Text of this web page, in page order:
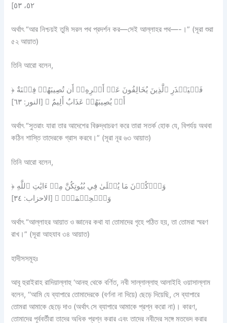
٥٢، ٥٣]
অর্থাৎ “আর নিশ্চয়ই তুমি সরল পথ প্রদর্শন কর—সেই আল্লাহর পথ—-।” (সূরা শুরা
৫২ আয়াত)
তিনি আরো বলেন,
﴿ فَلۡيَحۡذَرِ ٱلَّذِينَ يُخَالِفُونَ عَنۡ أَمۡرِهِۦٓ أَن تُصِيبَهُمۡ فِتۡنَةٌ
أَوۡ يُصِيبَهُمۡ عَذَابٌ أَلِيمٌ ﴾ [النور: ٦٣]
অর্থাৎ “সুতরাং যারা তার আদেশের বিরুদ্ধাচরণ করে তারা সতর্ক হোক যে, বিপর্যয় অথবা
কঠিন শাস্তি তাদেরকে গ্রাস করবে।” (সূরা নূর ৬৩ আয়াত)
তিনি আরো বলেন,
﴿ وَٱذۡكُرۡنَ مَا يُتۡلَىٰ فِي بُيُوتِكُنَّ مِنۡ ءَايَٰتِ ٱللَّهِ
وَٱلۡحِكۡمَةِۚ ﴾ [الاحزاب: ٣٤]
অর্থাৎ “আল্লাহর আয়াত ও জ্ঞানের কথা যা তোমাদের গৃহে পঠিত হয়, তা তোমরা স্মরণ
রাখ।” (সূরা আহযাব ৩৪ আয়াত)
হাদীসসমূহঃ
আবূ হুরাইরাহ রাদিয়াল্লাহু ‘আনহু থেকে বর্ণিত, নবী সাল্লাল্লাহু আলাইহি ওয়াসাল্লাম
বলেন, ‘‘আমি যে ব্যাপারে তোমাদেরকে (বর্ণনা না দিয়ে) ছেড়ে দিয়েছি, সে ব্যাপারে
তোমরা আমাকে ছেড়ে দাও (অর্থাৎ সে ব্যাপারে আমাকে প্রশ্ন করো না)। কারণ,
তোমাদের পূর্ববর্তীরা তাদের অধিক প্রশ্ন করার এবং তাদের নবীদের সঙ্গে মতভেদ করার